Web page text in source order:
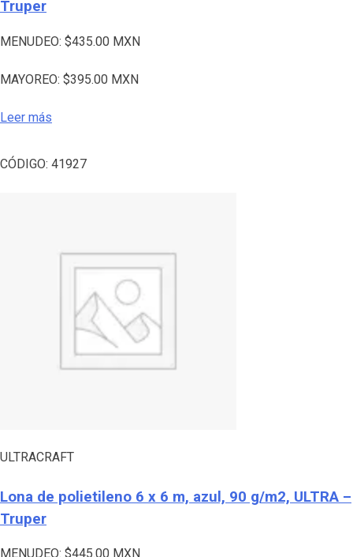
Truper
MENUDEO: $435.00 MXN
MAYOREO: $395.00 MXN
Leer más
CÓDIGO: 41927
ULTRACRAFT
Lona de polietileno 6 x 6 m, azul, 90 g/m2, ULTRA –
Truper
MENUDEO: $445.00 MXN